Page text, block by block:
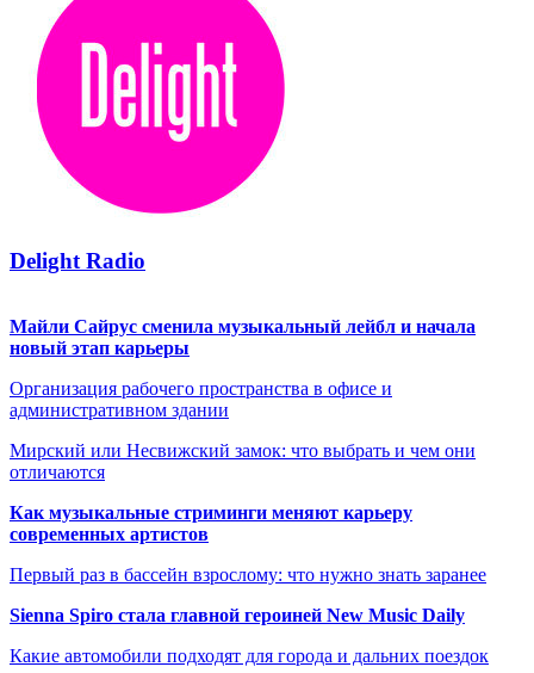
Delight Radio
Майли Сайрус сменила музыкальный лейбл и начала
новый этап карьеры
Организация рабочего пространства в офисе и
административном здании
Мирский или Несвижский замок: что выбрать и чем они
отличаются
Как музыкальные стриминги меняют карьеру
современных артистов
Первый раз в бассейн взрослому: что нужно знать заранее
Sienna Spiro стала главной героиней New Music Daily
Какие автомобили подходят для города и дальних поездок